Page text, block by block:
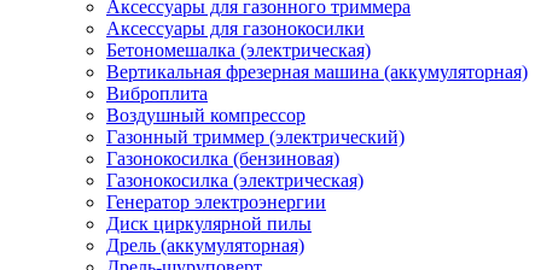
Аксессуары для газонного триммера
Аксессуары для газонокосилки
Бетономешалка (электрическая)
Вертикальная фрезерная машина (аккумуляторная)
Виброплита
Воздушный компрессор
Газонный триммер (электрический)
Газонокосилка (бензиновая)
Газонокосилка (электрическая)
Генератор электроэнергии
Диск циркулярной пилы
Дрель (аккумуляторная)